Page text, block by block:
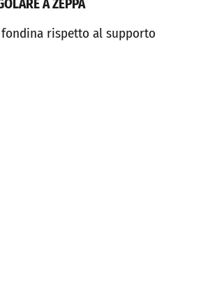
A ZEPPA
fondina rispetto al supporto